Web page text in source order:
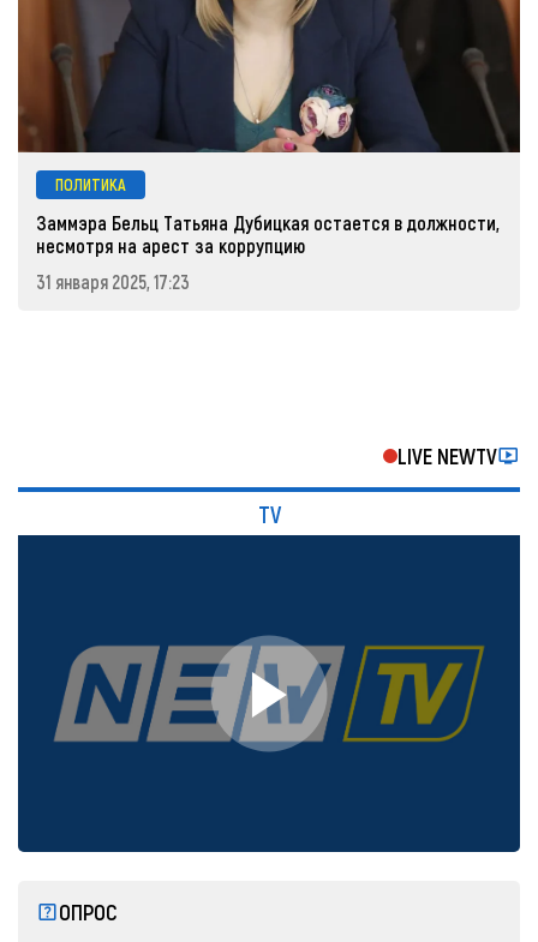
ПОЛИТИКА
Заммэра Бельц Татьяна Дубицкая остается в должности,
несмотря на арест за коррупцию
31 января 2025, 17:23
LIVE NEWTV
TV
ОПРОС